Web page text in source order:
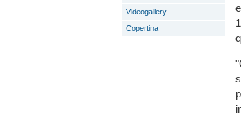
Videogallery
Copertina